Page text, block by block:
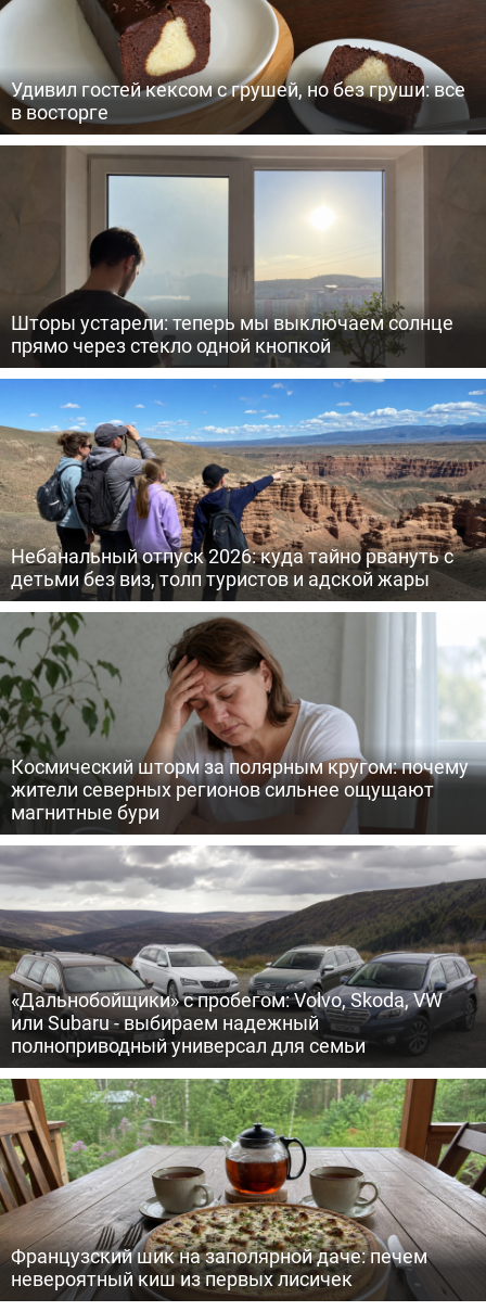
Удивил гостей кексом с грушей, но без груши: все
в восторге
Шторы устарели: теперь мы выключаем солнце
прямо через стекло одной кнопкой
Небанальный отпуск 2026: куда тайно рвануть с
детьми без виз, толп туристов и адской жары
Космический шторм за полярным кругом: почему
жители северных регионов сильнее ощущают
магнитные бури
«Дальнобойщики» с пробегом: Volvo, Skoda, VW
или Subaru - выбираем надежный
полноприводный универсал для семьи
Французский шик на заполярной даче: печем
невероятный киш из первых лисичек